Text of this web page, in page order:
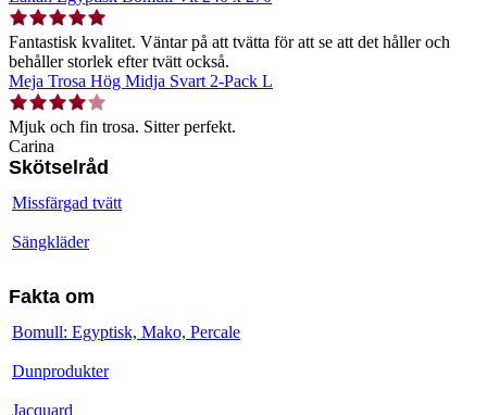
Fantastisk kvalitet. Väntar på att tvätta för att se att det håller och
behåller storlek efter tvätt också.
Meja Trosa Hög Midja Svart 2-Pack L
Mjuk och fin trosa. Sitter perfekt.
Carina
Skötselråd
Missfärgad tvätt
Sängkläder
Fakta om
Bomull: Egyptisk, Mako, Percale
Dunprodukter
Jacquard